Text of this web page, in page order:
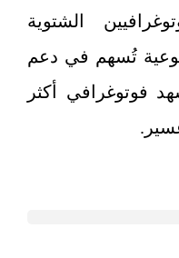
الشتوية
نوعية تُسهم في دعم
فوتوغرافي أكثر